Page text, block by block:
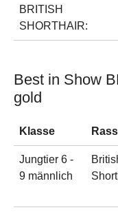
BRITISH
SHORTHAIR:
Best in Show
gold
Klasse
Jungtier 6 -
9 männlich